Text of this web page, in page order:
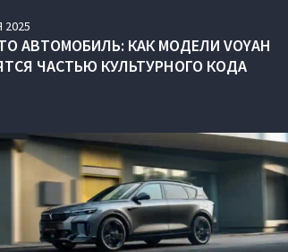
2025
АВТОМОБИЛЬ: КАК МОДЕЛИ VOYAH
ЧАСТЬЮ КУЛЬТУРНОГО КОДА